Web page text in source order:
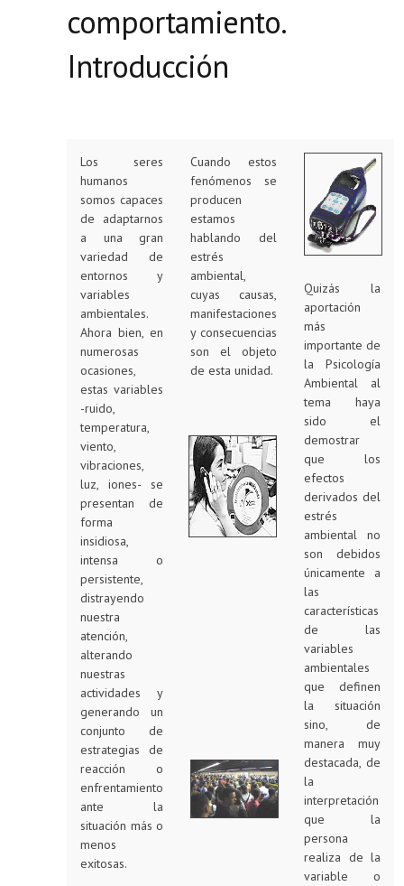
comportamiento.
Introducción
Los seres
humanos
somos capaces
de adaptarnos
a una gran
variedad de
entornos y
variables
ambientales.
Ahora bien, en
numerosas
ocasiones,
estas variables
-ruido,
temperatura,
viento,
vibraciones,
luz, iones- se
presentan de
forma
insidiosa,
intensa o
persistente,
distrayendo
nuestra
atención,
alterando
nuestras
actividades y
generando un
conjunto de
estrategias de
reacción o
enfrentamiento
ante la
situación más o
menos
exitosas.
Cuando estos
fenómenos se
producen
estamos
hablando del
estrés
ambiental,
cuyas causas,
manifestaciones
y consecuencias
son el objeto
de esta unidad.
Quizás la
aportación
más
importante de
la Psicología
Ambiental al
tema haya
sido el
demostrar
que los
efectos
derivados del
estrés
ambiental no
son debidos
únicamente a
las
características
de las
variables
ambientales
que definen
la situación
sino, de
manera muy
destacada, de
la
interpretación
que la
persona
realiza de la
variable o